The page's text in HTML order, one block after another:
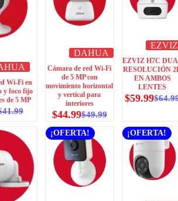
Wi-Fi en
y foco fijo
de 5 MP
41.99
DAHUA
Cámara de red Wi-Fi
de 5 MP con
movimiento horizontal
y vertical para
interiores
$49.99
$44.99
EZVIZ
EZVIZ H7C
RESOLUCIÓN
EN AMBOS
LENTES
$
$59.99
¡OFERTA! ¡OFERTA!